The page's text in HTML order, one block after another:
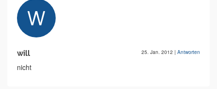
will 25. Jan. 2012 | Antworten
nicht